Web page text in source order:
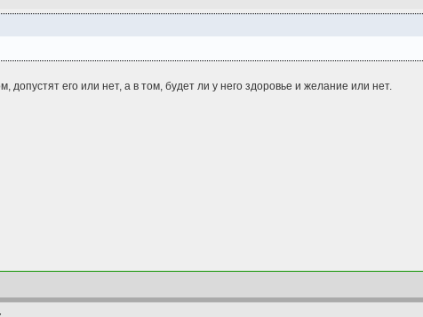
допустят его или нет, а в том, будет ли у него здоровье и желание или нет.